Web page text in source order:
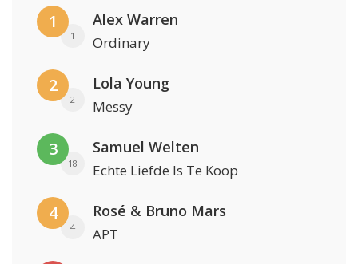
1
1
Alex Warren
Ordinary
2
2
Lola Young
Messy
3
18
Samuel Welten
Echte Liefde Is Te Koop
4
4
Rosé & Bruno Mars
APT